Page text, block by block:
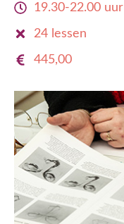
19.30-22.00 uur
24 lessen
445,00